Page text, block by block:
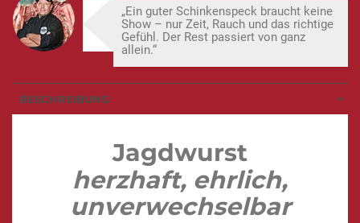
„Ein guter Schinkenspeck braucht keine
Show – nur Zeit, Rauch und das richtige
Gefühl. Der Rest passiert von ganz
allein.“
BESCHREIBUNG
Jagdwurst
herzhaft, ehrlich,
unverwechselbar